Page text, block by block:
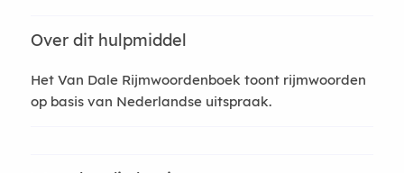
Over dit hulpmiddel
Het Van Dale Rijmwoordenboek toont rijmwoorden
op basis van Nederlandse uitspraak.